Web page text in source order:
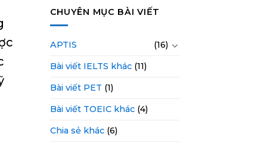
CHUYÊN MỤC BÀI VIẾT
APTIS
(16)
Bài viết IELTS khác(11)
Bài viết PET (1)
Bài viết TOEIC khác(4)
Chia sẻ khác(6)